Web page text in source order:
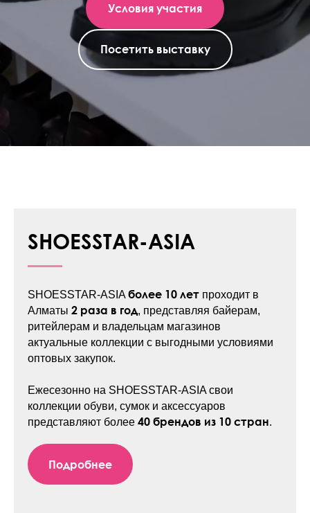
Условия участия
Посетить выставку
SHOESSTAR-ASIA
SHOESSTAR-ASIAболее 10 лет проходит в
Алматы 2 раза в год, представляя байерам,
ритейлерам и владельцам магазинов
актуальные коллекции с выгодными условиями
оптовых закупок.
Ежесезонно на SHOESSTAR-ASIA свои
коллекции обуви, сумок и аксессуаров
представляют более 40 брендов из 10 стран.
Подробнее